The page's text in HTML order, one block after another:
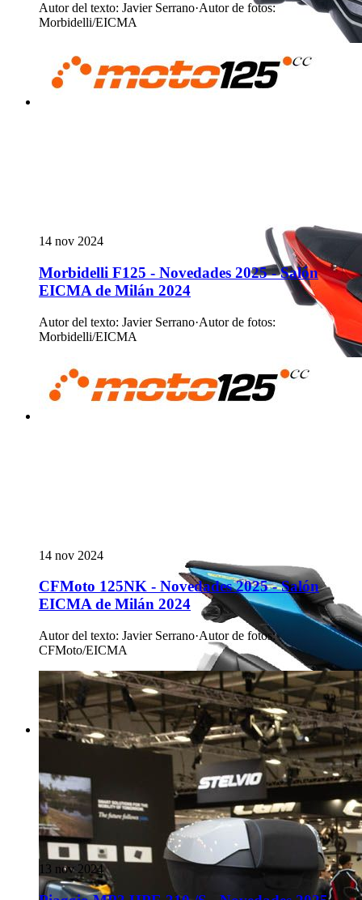
Autor del texto: Javier Serrano·Autor de fotos:
Morbidelli/EICMA
14 nov 2024
Morbidelli F125 - Novedades 2025 - Salón
EICMA de Milán 2024
Autor del texto: Javier Serrano·Autor de fotos:
Morbidelli/EICMA
14 nov 2024
CFMoto 125NK - Novedades 2025 - Salón
EICMA de Milán 2024
Autor del texto: Javier Serrano·Autor de fotos:
CFMoto/EICMA
13 nov 2024